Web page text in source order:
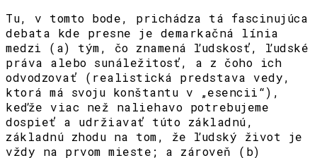
Tu, v tomto bode, prichádza tá fascinujúca
debata kde presne je demarkačná línia
medzi (a) tým, čo znamená ľudskosť, ľudské
práva alebo sunáležitosť, a z čoho ich
odvodzovať (realistická predstava vedy,
ktorá má svoju konštantu v „esencii“),
keďže viac než naliehavo potrebujeme
dospieť a udržiavať túto základnú,
základnú zhodu na tom, že ľudský život je
vždy na prvom mieste; a zároveň (b)